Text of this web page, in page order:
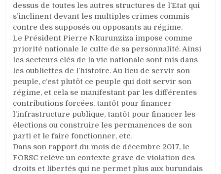
dessus de toutes les autres structures de l’Etat qui
s’inclinent devant les multiples crimes commis
contre des supposés ou opposants au régime.
Le Président Pierre Nkurunziza impose comme
priorité nationale le culte de sa personnalité. Ainsi
les secteurs clés de la vie nationale sont mis dans
les oubliettes de l’histoire. Au lieu de servir son
peuple, c’est plutôt ce peuple qui doit servir son
régime, et cela se manifestant par les différentes
contributions forcées, tantôt pour financer
l’infrastructure publique, tantôt pour financer les
élections ou construire les permanences de son
parti et le faire fonctionner, etc.
Dans son rapport du mois de décembre 2017, le
FORSC relève un contexte grave de violation des
droits et libertés qui ne permet plus aux burundais